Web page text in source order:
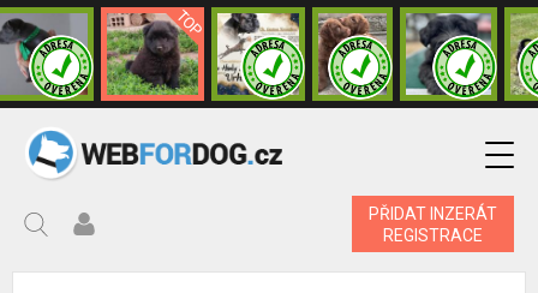
PŘIDAT INZERÁT
REGISTRACE